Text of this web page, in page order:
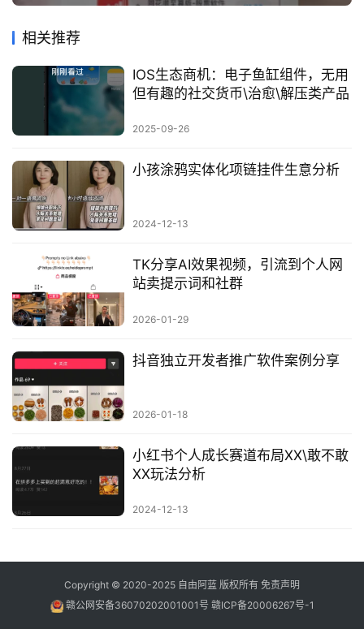
会
员
专
区
相关推荐
IOS生态商机：电子鱼缸组件，无用
但有趣的社交货币\治愈\解压类产品
2025-09-26
小孩涂鸦实体化项链挂件生意分析
2024-12-13
TK分享AI效果视频，引流到个人网
站卖提示词和社群
2026-01-29
抖音独立开发者推广软件案例分享
2026-01-18
小红书个人成长赛道布局XX\敢不敢
XX玩法分析
2024-12-13
Copyright © 2020-2025 自由阿蓝 版权所有 免责声明
赣公网安备36070202001001号 赣ICP备20006267号-1